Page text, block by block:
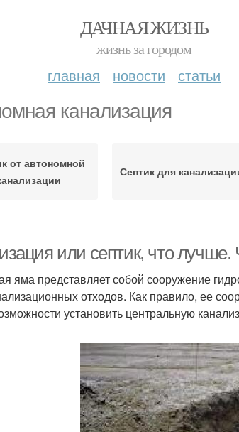
ДАЧНАЯ ЖИЗНЬ
жизнь за городом
главная новости статьи
канализация
от автономной
Септик для
или септик, что
яма представляет собой сооружение
отходов. Как правило, ее
установить центральную